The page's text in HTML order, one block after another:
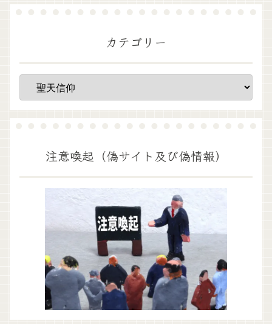
カテゴリー
注意喚起（偽サイト及び偽情報）